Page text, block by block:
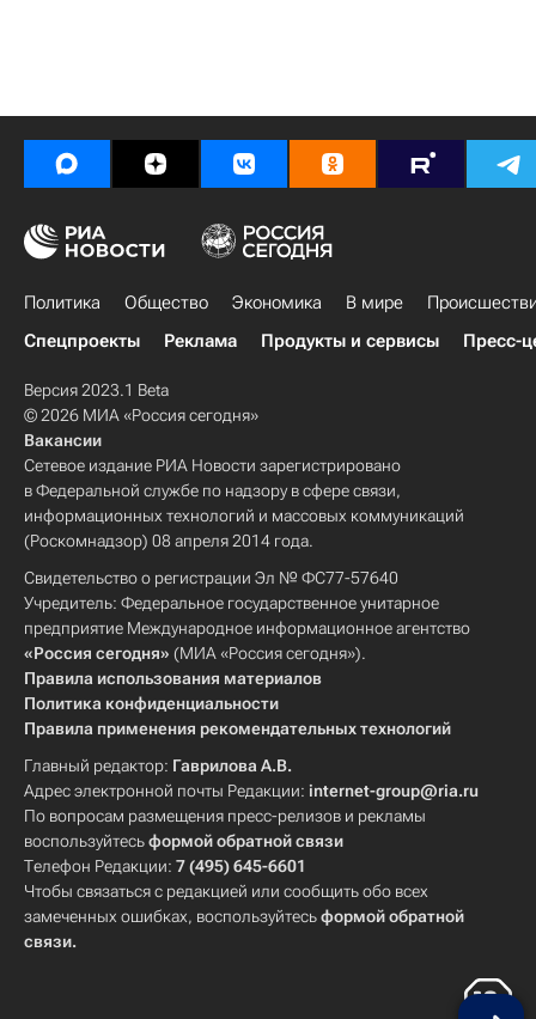
Политика Общество Экономика В мире
Спецпроекты
Реклама Продукты и сервисы Пресс-
Версия 2023.1 Beta
© 2026 МИА «Россия сегодня»
Вакансии
Сетевое издание РИА Новости зарегистрировано
в Федеральной службе по надзору в сфере связи,
информационных технологий и массовых коммуникаций
(Роскомнадзор) 08 апреля 2014 года.
Свидетельство о регистрации Эл № ФС77-57640
Учредитель: Федеральное государственное унитарное
предприятие Международное информационное агентство
«Россия сегодня» (МИА «Россия сегодня»).
Правила использования материалов
Политика конфиденциальности
Правила применения рекомендательных технологий
Главный редактор: Гаврилова А.В.
Адрес электронной почты Редакции: internet-group@ria.ru
По вопросам размещения пресс-релизов и рекламы
воспользуйтесьформой обратной связи
Телефон Редакции: 7 (495) 645-6601
Чтобы связаться с редакцией или сообщить обо всех
замеченных ошибках, воспользуйтесьформой обратной
связи.